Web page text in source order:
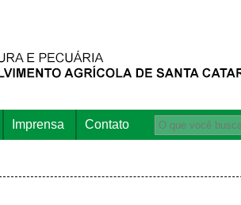
Imprensa Contato